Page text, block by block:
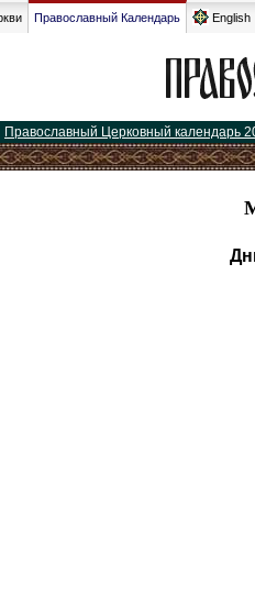
Православный Календарь English
Православный Церковный календарь